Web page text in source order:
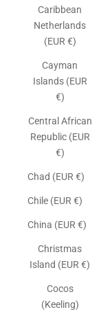
Caribbean
Netherlands
(EUR €)
Cayman
Islands (EUR
€)
Central African
Republic (EUR
€)
Chad (EUR €)
Chile (EUR €)
China (EUR €)
Christmas
Island (EUR €)
Cocos
(Keeling)